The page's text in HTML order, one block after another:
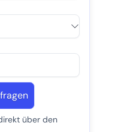
über den